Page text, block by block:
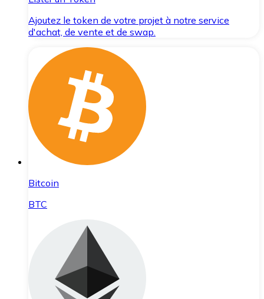
Ajoutez le token de votre projet à notre service
d'achat, de vente et de swap.
Bitcoin
BTC